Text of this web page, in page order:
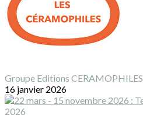
Groupe Editions CERAMOPHILES
16 janvier 2026